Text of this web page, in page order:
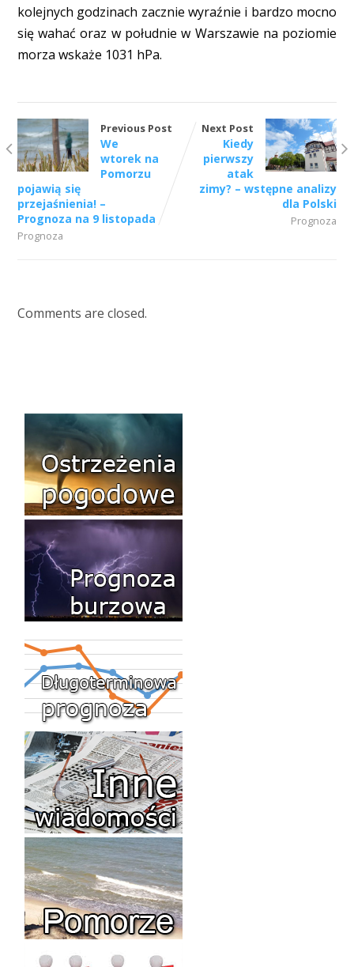
kolejnych godzinach zacznie wyraźnie i bardzo mocno
się wahać oraz w południe w Warszawie na poziomie
morza wskaże 1031 hPa.
Previous Post
We
wtorek na
Pomorzu
pojawią się
przejaśnienia! –
Prognoza na 9 listopada
Prognoza
Next Post
Kiedy
pierwszy
atak
zimy? – wstępne analizy
dla Polski
Prognoza
Comments are closed.